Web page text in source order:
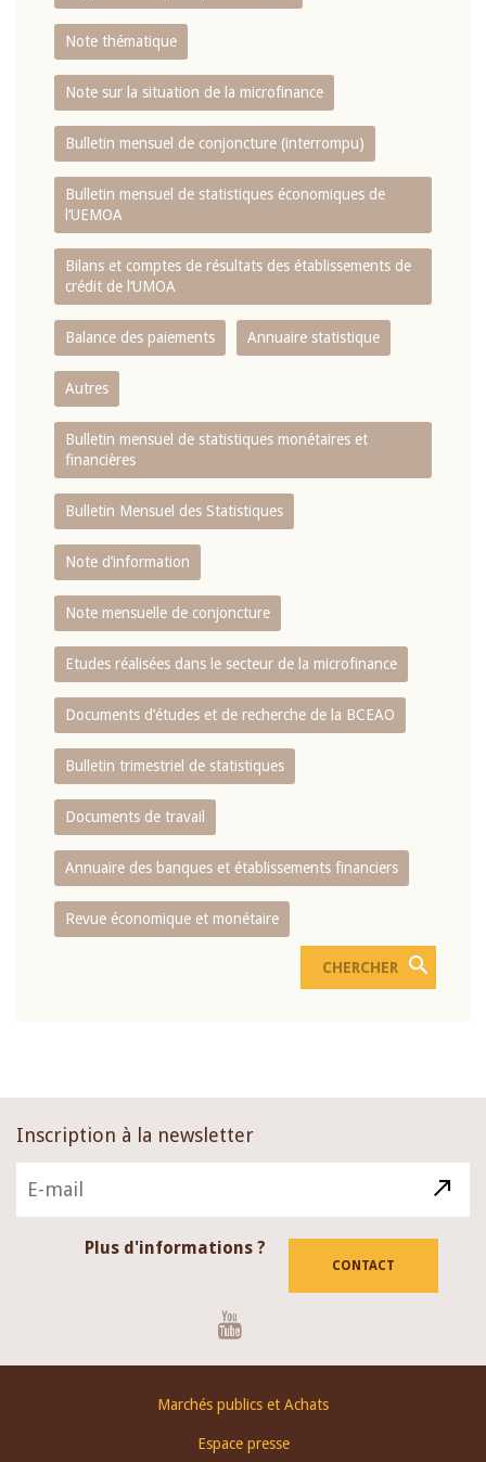
Note thématique
Note sur la situation de la microfinance
Bulletin mensuel de conjoncture (interrompu)
Bulletin mensuel de statistiques économiques de
l‘UEMOA
Bilans et comptes de résultats des établissements de
crédit de l‘UMOA
Balance des paiements Annuaire statistique
Autres
Bulletin mensuel de statistiques monétaires et
financières
Bulletin Mensuel des Statistiques
Note d’information
Note mensuelle de conjoncture
Etudes réalisées dans le secteur de la microfinance
Documents d’études et de recherche de la BCEAO
Bulletin trimestriel de statistiques
Documents de travail
Annuaire des banques et établissements financiers
Revue économique et monétaire
Inscription à la newsletter
Plus d'informations ?
CONTACT
Marchés publics et Achats
Espace presse